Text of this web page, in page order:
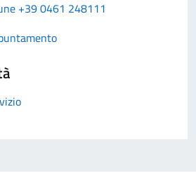
+39 0461 248111